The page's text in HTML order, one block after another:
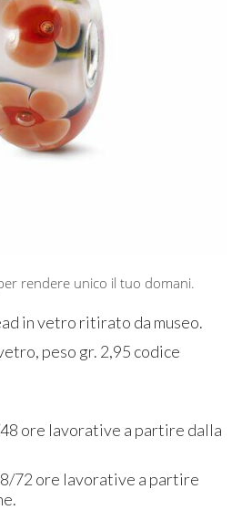
rendere unico il tuo domani.
in vetro ritirato da museo.
peso gr. 2,95 codice
ore lavorative a partire dalla
72 ore lavorative a partire